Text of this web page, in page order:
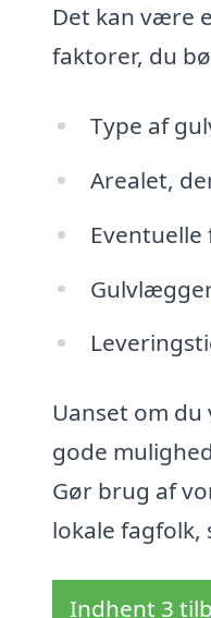
Det kan være
faktorer, du
Type af
Arealet,
Uanset om
gode
Gør brug af
lokale
Indhent 3